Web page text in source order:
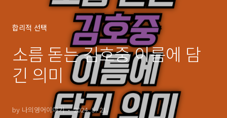
합리적 선택
소름 돋는 김호중 이름에 담
긴 의미
by 나의영어이야기 2024. 5. 21.